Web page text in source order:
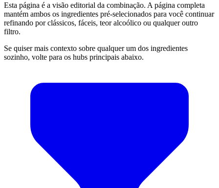
Esta página é a visão editorial da combinação. A página completa
mantém ambos os ingredientes pré-selecionados para você continuar
refinando por clássicos, fáceis, teor alcoólico ou qualquer outro
filtro.
Se quiser mais contexto sobre qualquer um dos ingredientes
sozinho, volte para os hubs principais abaixo.